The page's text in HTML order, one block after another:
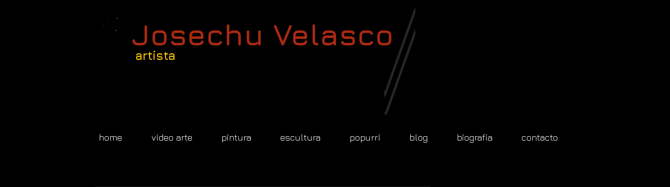
Josechu Velasco
artista
home vídeo arte pintura escultura popurrí blog biografía contacto